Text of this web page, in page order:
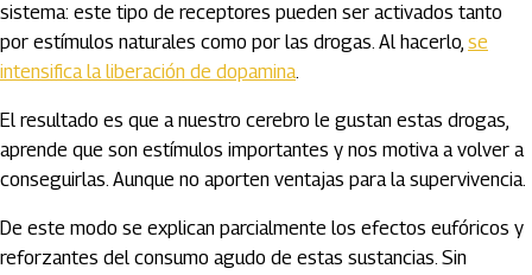
sistema: este tipo de receptores pueden ser activados tanto
por estímulos naturales como por las drogas. Al hacerlo, se
intensifica la liberación de dopamina.
El resultado es que a nuestro cerebro le gustan estas drogas,
aprende que son estímulos importantes y nos motiva a volver a
conseguirlas. Aunque no aporten ventajas para la supervivencia.
De este modo se explican parcialmente los efectos eufóricos y
reforzantes del consumo agudo de estas sustancias. Sin